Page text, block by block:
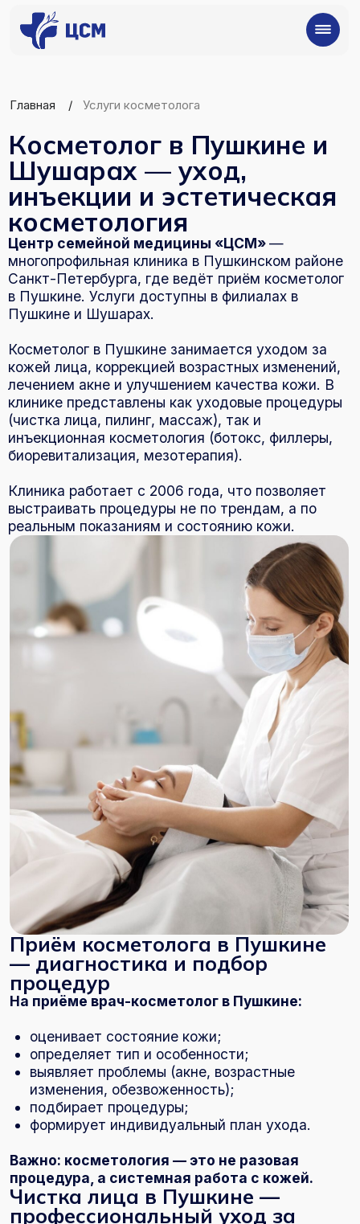
Косметолог в Пушкине и
Шушарах — уход,
инъекции и эстетическая
косметология
Центр семейной медицины «ЦСМ»—
многопрофильная клиника в Пушкинском районе
Санкт-Петербурга, где ведёт приём косметолог
в Пушкине. Услуги доступны в филиалах в
Пушкине и Шушарах.
Косметолог в Пушкине занимается уходом за
кожей лица, коррекцией возрастных изменений,
лечением акне и улучшением качества кожи. В
клинике представлены как уходовые процедуры
инъекционная косметология (ботокс, филлеры,
биоревитализация, мезотерапия).
Клиника работает с 2006 года, что позволяет
выстраивать процедуры не по трендам, а по
реальным показаниям и состоянию кожи.
Приём косметолога в Пушкине
— диагностика и подбор
процедур
На приёме врач-косметолог в Пушкине:
оценивает состояние кожи;
определяет тип и особенности;
выявляет проблемы (акне, возрастные
изменения, обезвоженность);
подбирает процедуры;
формирует индивидуальный план ухода.
Важно: косметология — это не разовая
процедура, а системная работа с кожей.
Чистка лица в Пушкине —
профессиональный уход за
кожей
Чистка лица в Пушкине — базовая процедура,
состояние и подготовить к дальнейшему уходу.
Виды чистки:
Атравматическая чистка лица
Подходит для чувствительной кожи.
Проводится без механического воздействия,
кожи.
Комбинированная чистка лица
Сочетает ручную и аппаратную методику.